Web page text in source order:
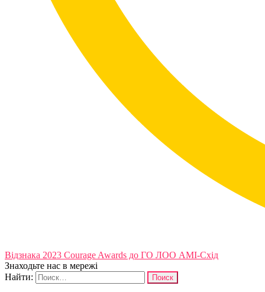
Відзнака 2023 Courage Awards до ГО ЛОО АМІ-Схід
Знаходьте нас в мережі
Найти: